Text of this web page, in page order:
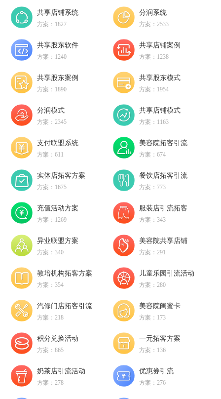
共享店铺系统
方案：1827
分润系统
方案：2533
共享股东软件
方案：1240
共享店铺案例
方案：1238
共享股东案例
方案：1890
共享股东模式
方案：1954
分润模式
方案：2345
共享店铺模式
方案：1163
支付联盟系统
方案：611
美容院拓客引流
方案：674
实体店拓客方案
方案：1675
餐饮店拓客引流
方案：773
充值活动方案
方案：1269
服装店引流拓客
方案：343
异业联盟方案
方案：340
美容院共享店铺
方案：291
教培机构拓客方案
方案：354
儿童乐园引流活动
方案：280
汽修门店拓客引流
方案：218
美容院闺蜜卡
方案：173
积分兑换活动
方案：865
一元拓客方案
方案：136
奶茶店引流活动
方案：278
优惠券引流
方案：276